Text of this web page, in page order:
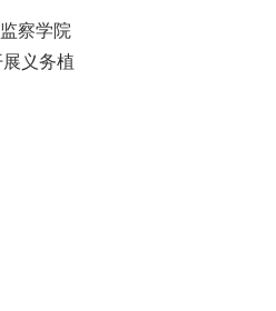
察学院
义务植